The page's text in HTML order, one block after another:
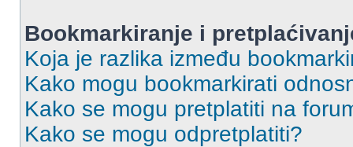
Bookmarkiranje i
Koja je razlika između
Kako mogu bookmarkirati
Kako se mogu pretplatiti na
Kako se mogu odpretplatiti?